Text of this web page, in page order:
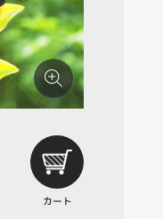
カート